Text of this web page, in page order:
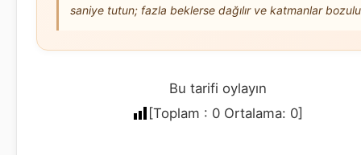
saniye tutun; fazla beklerse dağılır ve katmanlar
Bu tarifi oylayın
[Toplam : 0 Ortalama: 0]